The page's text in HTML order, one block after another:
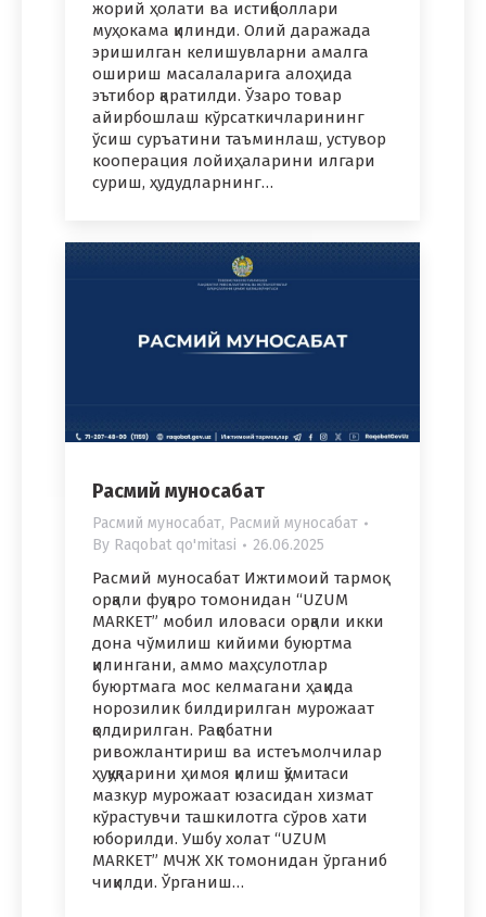
жорий ҳолати ва истиқболлари
муҳокама қилинди. Олий даражада
эришилган келишувларни амалга
ошириш масалаларига алоҳида
эътибор қаратилди. Ўзаро товар
айирбошлаш кўрсаткичларининг
ўсиш суръатини таъминлаш, устувор
кооперация лойиҳаларини илгари
суриш, ҳудудларнинг…
Расмий муносабат
Расмий муносабат, Расмий муносабат
By Raqobat qo'mitasi 26.06.2025
Расмий муносабат Ижтимоий тармоқ
орқали фуқаро томонидан “UZUM
MARKET” мобил иловаси орқали икки
дона чўмилиш кийими буюртма
қилингани, аммо маҳсулотлар
буюртмага мос келмагани ҳақида
норозилик билдирилган мурожаат
қолдирилган. Рақобатни
ривожлантириш ва истеъмолчилар
ҳуқуқларини ҳимоя қилиш қўмитаси
мазкур мурожаат юзасидан хизмат
кўрастувчи ташкилотга cўров хати
юборилди. Ушбу холат “UZUM
MARKET” МЧЖ ХК томонидан ўрганиб
чиқилди. Ўрганиш…